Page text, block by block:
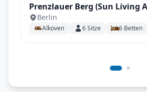
Prenzlauer Berg (Sun Living
Berlin
Alkoven 6Sitze 6 Betten